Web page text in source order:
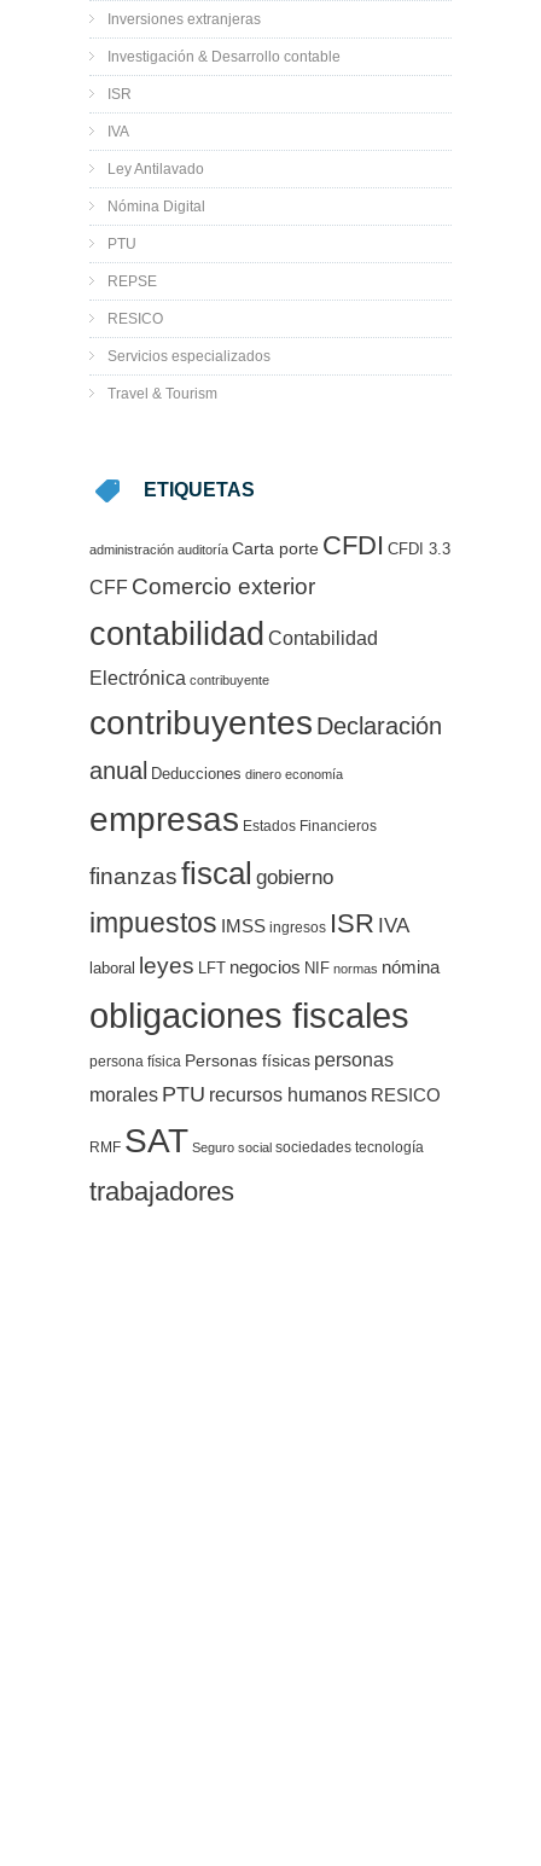
Inversiones extranjeras
Investigación & Desarrollo contable
ISR
IVA
Ley Antilavado
Nómina Digital
PTU
REPSE
RESICO
Servicios especializados
Travel & Tourism
ETIQUETAS
administración auditoría Carta porte CFDI CFDI 3.3
CFF Comercio exterior
contabilidad Contabilidad
Electrónica contribuyente
contribuyentes Declaración
anual Deducciones dinero economía
empresas Estados Financieros
finanzasfiscal gobierno
impuestos IMSS ingresos ISR IVA
laboral leyes LFT negocios NIF normas nómina
obligaciones fiscales
persona física Personas físicas personas
morales PTU recursos humanos RESICO
RMF SAT Seguro social sociedades tecnología
trabajadores